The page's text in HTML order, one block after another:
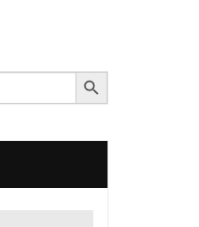
Search Button